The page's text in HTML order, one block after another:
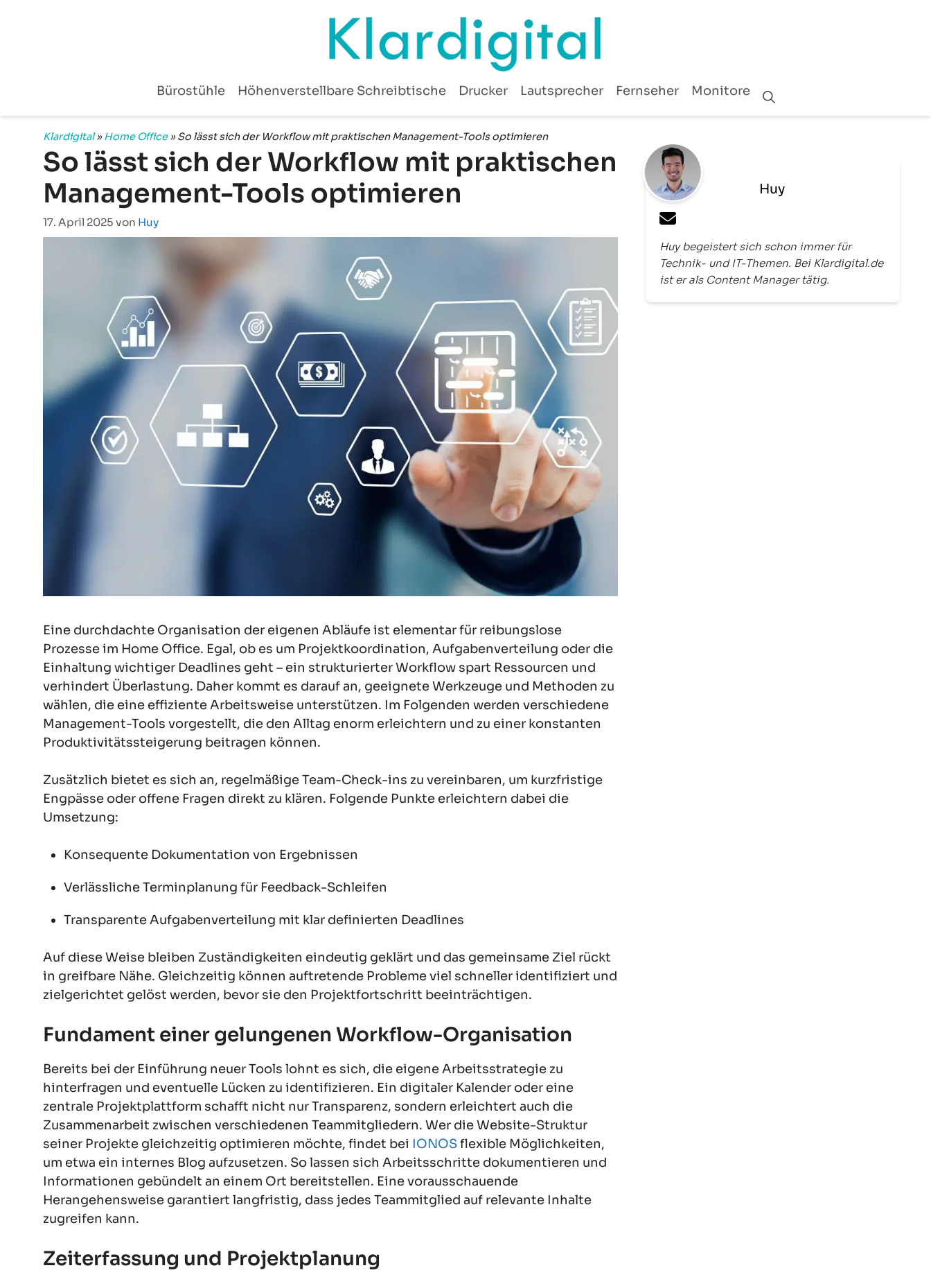
Bürostühle Höhenverstellbare Schreibtische Drucker Lautsprecher Fernseher Monitore
Klardigital» Home Office» So lässt sich der Workflow mit praktischen Management-Tools optimieren
So lässt sich der Workflow mit praktischen
Management-Tools optimieren
17. April 2025 von Huy
Eine durchdachte Organisation der eigenen Abläufe ist elementar für reibungslose
Prozesse im Home Office. Egal, ob es um Projektkoordination, Aufgabenverteilung oder die
Einhaltung wichtiger Deadlines geht – ein strukturierter Workflow spart Ressourcen und
verhindert Überlastung. Daher kommt es darauf an, geeignete Werkzeuge und Methoden zu
wählen, die eine effiziente Arbeitsweise unterstützen. Im Folgenden werden verschiedene
Management-Tools vorgestellt, die den Alltag enorm erleichtern und zu einer konstanten
Produktivitätssteigerung beitragen können.
Zusätzlich bietet es sich an, regelmäßige Team-Check-ins zu vereinbaren, um kurzfristige
Engpässe oder offene Fragen direkt zu klären. Folgende Punkte erleichtern dabei die
Umsetzung:
Konsequente Dokumentation von Ergebnissen
Verlässliche Terminplanung für Feedback-Schleifen
Transparente Aufgabenverteilung mit klar definierten Deadlines
Auf diese Weise bleiben Zuständigkeiten eindeutig geklärt und das gemeinsame Ziel rückt
in greifbare Nähe. Gleichzeitig können auftretende Probleme viel schneller identifiziert und
zielgerichtet gelöst werden, bevor sie den Projektfortschritt beeinträchtigen.
Fundament einer gelungenen Workflow-Organisation
Bereits bei der Einführung neuer Tools lohnt es sich, die eigene Arbeitsstrategie zu
hinterfragen und eventuelle Lücken zu identifizieren. Ein digitaler Kalender oder eine
zentrale Projektplattform schafft nicht nur Transparenz, sondern erleichtert auch die
Zusammenarbeit zwischen verschiedenen Teammitgliedern. Wer die Website-Struktur
seiner Projekte gleichzeitig optimieren möchte, findet bei IONOSflexible Möglichkeiten,
um etwa ein internes Blog aufzusetzen. So lassen sich Arbeitsschritte dokumentieren und
Informationen gebündelt an einem Ort bereitstellen. Eine vorausschauende
Herangehensweise garantiert langfristig, dass jedes Teammitglied auf relevante Inhalte
zugreifen kann.
Zeiterfassung und Projektplanung
Huy
Huy begeistert sich schon immer für
Technik- und IT-Themen. Bei Klardigital.de
ist er als Content Manager tätig.